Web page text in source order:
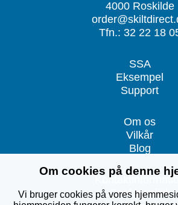
4000 Roskilde
Tfn.: 32 22 18
SSA
Eksempel
Support
Om os
Vilkår
Blog
Cookiepolitik
Om cookies på denne
Vi bruger cookies på vores